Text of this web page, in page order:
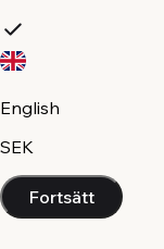
English
SEK
Fortsätt